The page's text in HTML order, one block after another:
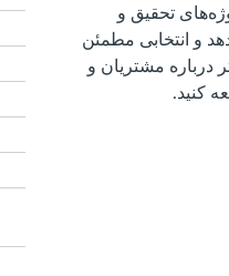
تحقیق و
و انتخابی مطمئن
درباره مشتریان و
کنید.